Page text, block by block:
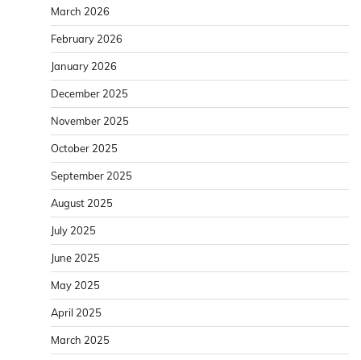
March 2026
February 2026
January 2026
December 2025
November 2025
October 2025
September 2025
August 2025
July 2025
June 2025
May 2025
April 2025
March 2025